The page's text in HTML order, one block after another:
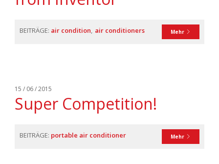
Mehr
BEITRÄGE: air condition air conditioners
15 / 06 / 2015
Super Competition!
Mehr
BEITRÄGE: portable air conditioner